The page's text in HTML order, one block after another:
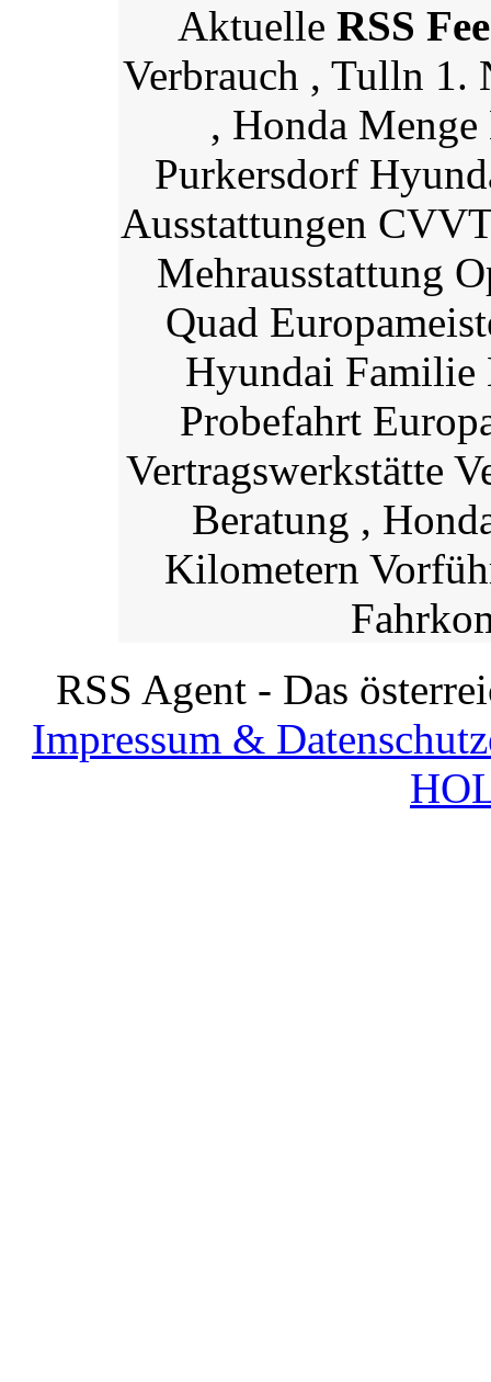
Aktuelle RSS
Verbrauch , Tulln 1.
, Honda
Purkersdorf
Ausstattungen
Mehrausstattung
Quad
Hyundai Familie
Probefahrt
Vertragswerkstätte
Beratung ,
Kilometern
RSS Agent - Das
Impressum &